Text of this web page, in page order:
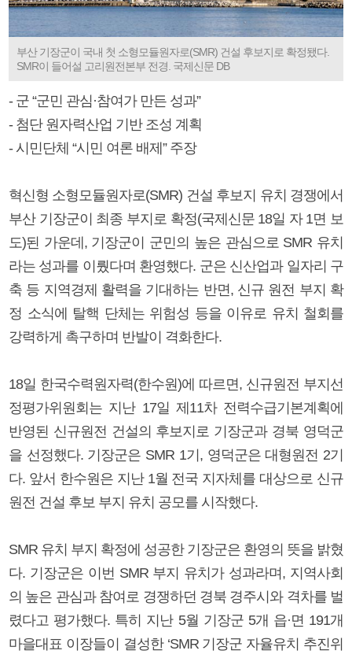
부산 기장군이 국내 첫 소형모듈원자로(SMR) 건설 후보지로 확정됐다.
SMR이 들어설 고리원전본부 전경. 국제신문 DB
- 군 “군민 관심·참여가 만든 성과”
- 첨단 원자력산업 기반 조성 계획
- 시민단체 “시민 여론 배제” 주장
혁신형 소형모듈원자로(SMR) 건설 후보지 유치 경쟁에서
부산 기장군이 최종 부지로 확정(국제신문 18일 자 1면 보
도)된 가운데, 기장군이 군민의 높은 관심으로 SMR 유치
라는 성과를 이뤘다며 환영했다. 군은 신산업과 일자리 구
축 등 지역경제 활력을 기대하는 반면, 신규 원전 부지 확
정 소식에 탈핵 단체는 위험성 등을 이유로 유치 철회를
강력하게 촉구하며 반발이 격화한다.
18일 한국수력원자력(한수원)에 따르면, 신규원전 부지선
정평가위원회는 지난 17일 제11차 전력수급기본계획에
반영된 신규원전 건설의 후보지로 기장군과 경북 영덕군
을 선정했다. 기장군은 SMR 1기, 영덕군은 대형원전 2기
다. 앞서 한수원은 지난 1월 전국 지자체를 대상으로 신규
원전 건설 후보 부지 유치 공모를 시작했다.
SMR 유치 부지 확정에 성공한 기장군은 환영의 뜻을 밝혔
다. 기장군은 이번 SMR 부지 유치가 성과라며, 지역사회
의 높은 관심과 참여로 경쟁하던 경북 경주시와 격차를 벌
렸다고 평가했다. 특히 지난 5월 기장군 5개 읍·면 191개
마을대표 이장들이 결성한 ‘SMR 기장군 자율유치 추진위